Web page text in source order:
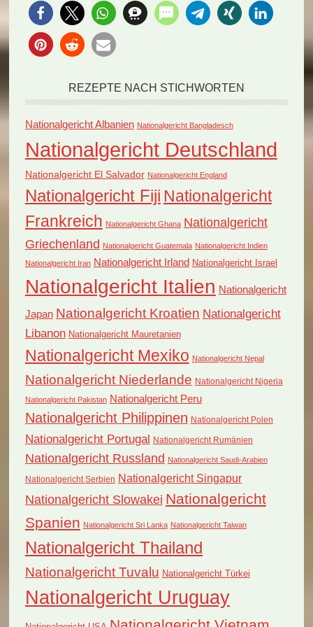
Gericht…
REZEPTE NACH STICHWORTEN
Nationalgericht Albanien Nationalgericht Bangladesch
Nationalgericht Deutschland
Nationalgericht El Salvador Nationalgericht England
Nationalgericht Fiji Nationalgericht
Frankreich Nationalgericht Ghana Nationalgericht
Griechenland Nationalgericht Guatemala Nationalgericht Indien
Nationalgericht Iran Nationalgericht Irland Nationalgericht Israel
Nationalgericht Italien Nationalgericht
Japan Nationalgericht Kroatien Nationalgericht
Libanon Nationalgericht Mauretanien
Nationalgericht Mexiko Nationalgericht Nepal
Nationalgericht Niederlande Nationalgericht Nigeria
Nationalgericht Pakistan Nationalgericht Peru
Nationalgericht Philippinen Nationalgericht Polen
Nationalgericht Portugal Nationalgericht Rumänien
Nationalgericht Russland Nationalgericht Saudi-Arabien
Nationalgericht Serbien Nationalgericht Singapur
Nationalgericht Slowakei Nationalgericht
Spanien Nationalgericht Sri Lanka Nationalgericht Taiwan
Nationalgericht Thailand
Nationalgericht Tuvalu Nationalgericht Türkei
Nationalgericht Uruguay